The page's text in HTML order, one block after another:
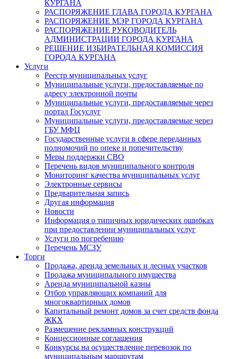
КУРГАНА
РАСПОРЯЖЕНИЕ ГЛАВА ГОРОДА КУРГАНА
РАСПОРЯЖЕНИЕ МЭР ГОРОДА КУРГАНА
РАСПОРЯЖЕНИЕ РУКОВОДИТЕЛЬ
АДМИНИСТРАЦИИ ГОРОДА КУРГАНА
РЕШЕНИЕ ИЗБИРАТЕЛЬНАЯ КОМИССИЯ
ГОРОДА КУРГАНА
Услуги
Реестр муниципальных услуг
Муниципальные услуги, предоставляемые по
адресу электронной почты
Муниципальные услуги, предоставляемые через
портал Госуслуг
Муниципальные услуги, предоставляемые через
ГБУ МФЦ
Государственные услуги в сфере переданных
полномочий по опеке и попечительству
Меры поддержки СВО
Перечень видов муниципального контроля
Мониторинг качества муниципальных услуг
Электронные сервисы
Предварительная запись
Другая информация
Новости
Информация о типичных юридических ошибках
при предоставлении муниципальных услуг
Услуги по погребению
Перечень МСЗУ
Торги
Продажа, аренда земельных и лесных участков
Продажа муниципального имущества
Аренда муниципальной казны
Отбор управляющих компаний для
многоквартирных домов
Капитальный ремонт домов за счет средств фонда
ЖКХ
Размещение рекламных конструкций
Концессионные соглашения
Конкурсы на осуществление перевозок по
муниципальным маршрутам